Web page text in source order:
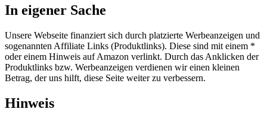
In eigener Sache
Unsere Webseite finanziert sich durch platzierte Werbeanzeigen und
sogenannten Affiliate Links (Produktlinks). Diese sind mit einem *
oder einem Hinweis auf Amazon verlinkt. Durch das Anklicken der
Produktlinks bzw. Werbeanzeigen verdienen wir einen kleinen
Betrag, der uns hilft, diese Seite weiter zu verbessern.
Hinweis